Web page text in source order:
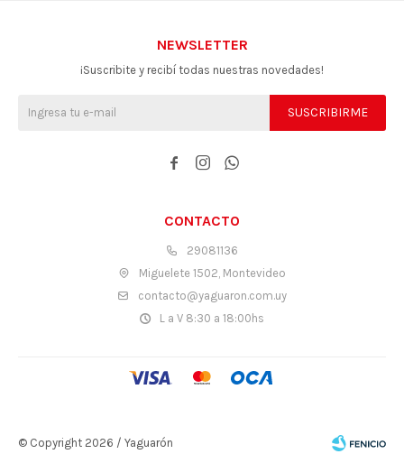
CONTACTO
29081136
Miguelete 1502, Montevideo
contacto@yaguaron.com.uy
L a V 8:30 a 18:00hs
NEWSLETTER
¡Suscribite y recibí todas nuestras novedades!
SUSCRIBIRME
  
© Copyright 2026 / Yaguarón